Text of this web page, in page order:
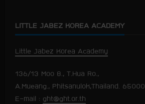
LITTLE JABEZ KOREA ACADEMY
Little Jabez Korea Academy
136/13 Moo 8., T.Hua Ro.,
A.Mueang., Phitsanulok,Thailand. 65000
E-mail : ght@ght.or.th